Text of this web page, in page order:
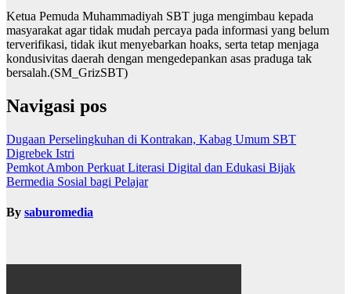
Ketua Pemuda Muhammadiyah SBT juga mengimbau kepada
masyarakat agar tidak mudah percaya pada informasi yang belum
terverifikasi, tidak ikut menyebarkan hoaks, serta tetap menjaga
kondusivitas daerah dengan mengedepankan asas praduga tak
bersalah.(SM_GrizSBT)
Navigasi pos
Dugaan Perselingkuhan di Kontrakan, Kabag Umum SBT
Digrebek Istri
Pemkot Ambon Perkuat Literasi Digital dan Edukasi Bijak
Bermedia Sosial bagi Pelajar
By saburomedia